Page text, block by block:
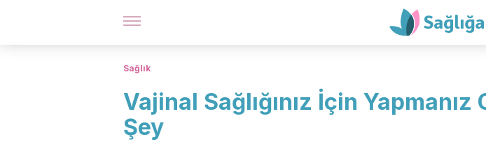
Sağlık
Vajinal Sağlığınız İçin Yapmanız
Şey